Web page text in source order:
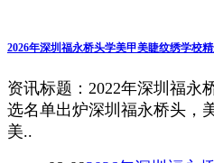
2026年深圳福永桥头学美甲美睫纹绣学校
资讯标题：2022年深圳福永
选名单出炉深圳福永桥头，
美..